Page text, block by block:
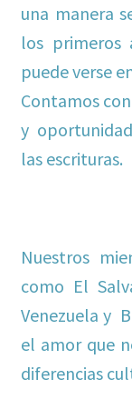
una manera
los primeros
puede verse
Contamos
y
las escrituras.
Nuestros
como El
Venezuela y
el amor que
diferencias